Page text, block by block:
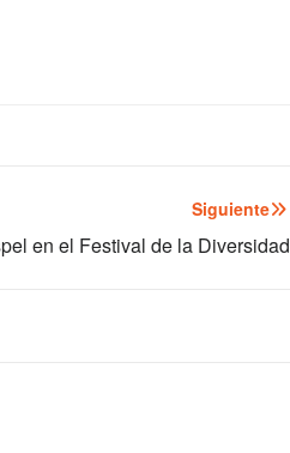
Siguiente
en el Festival de la Diversidad